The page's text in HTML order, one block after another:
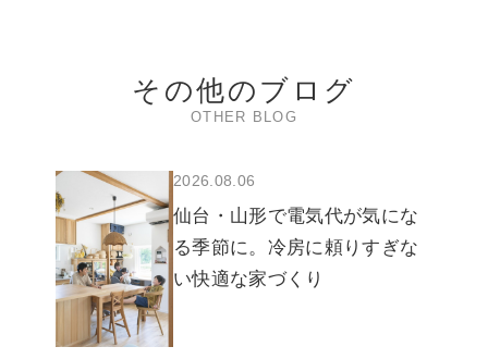
その他のブログ
OTHER BLOG
2026.08.06
仙台・山形で電気代が気にな
る季節に。冷房に頼りすぎな
い快適な家づくり